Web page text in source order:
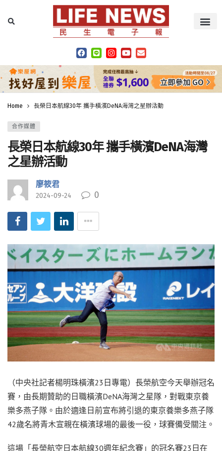
Home 長榮日本航線30年 攜手橫濱DeNA海灣之星辦活動
合作媒體
長榮日本航線30年 攜手橫濱DeNA海灣
之星辦活動
廖筱君
2024-09-24 0
（中央社記者楊明珠橫濱23日專電）長榮航空今天舉辦冠名
賽，由長期贊助的日職橫濱DeNA海灣之星隊，對戰東京養
樂多燕子隊。由於適逢日前宣布將引退的東京養樂多燕子隊
42歲名將青木宣親在橫濱球場的最後一役，球賽備受關注。
這場「長榮航空日本航線30週年紀念賽」的冠名賽23日在